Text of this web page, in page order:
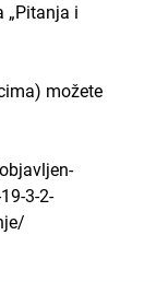
„Pitanja i
možete
3-2-